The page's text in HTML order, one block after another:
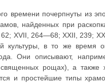
времени почерпнуты из
найденных при
XVII, 264—68; XXII, 239;
культуры, в то же время
Они описывают,
рощах), а
и простейшие типы